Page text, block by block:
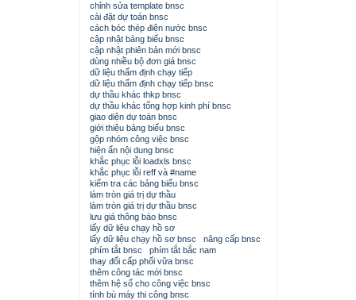
chỉnh sửa template bnsc
cài đặt dự toán bnsc
cách bóc thép điện nước bnsc
cập nhật bảng biểu bnsc
cập nhật phiên bản mới bnsc
dùng nhiều bộ đơn giá bnsc
dữ liệu thẩm định chạy tiếp
dữ liệu thẩm định chạy tiếp bnsc
dự thầu khác thkp bnsc
dự thầu khác tổng hợp kinh phí bnsc
giao diện dự toán bnsc
giới thiệu bảng biểu bnsc
gộp nhóm công việc bnsc
hiện ẩn nội dung bnsc
khắc phục lỗi loadxls bnsc
khắc phục lỗi reff và #name
kiểm tra các bảng biểu bnsc
làm tròn giá trị dự thầu
làm tròn giá trị dự thầu bnsc
lưu giá thông báo bnsc
lấy dữ liệu chạy hồ sơ
lấy dữ liệu chạy hồ sơ bnsc
nâng cấp bnsc
phím tắt bnsc
phím tắt bắc nam
thay đổi cấp phối vữa bnsc
thêm công tác mới bnsc
thêm hệ số cho công việc bnsc
tính bù máy thi công bnsc